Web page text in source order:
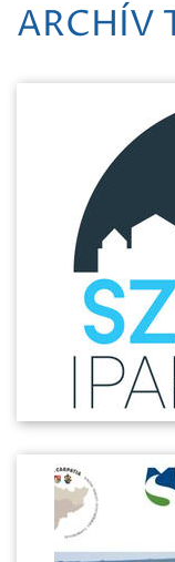
ARCHÍV